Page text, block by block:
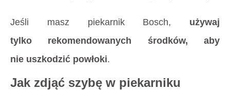
Jeśli masz piekarnik Bosch, używaj
tylko rekomendowanych środków, aby
nie uszkodzić powłoki.
Jak zdjąć szybę w piekarniku